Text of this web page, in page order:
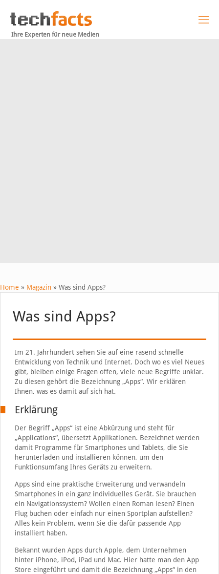
Ihre Experten für neue Medien
Home » Magazin » Was sind Apps?
Was sind Apps?
Im 21. Jahrhundert sehen Sie auf eine rasend schnelle
Entwicklung von Technik und Internet. Doch wo es viel Neues
gibt, bleiben einige Fragen offen, viele neue Begriffe unklar.
Zu diesen gehört die Bezeichnung „Apps“. Wir erklären
Ihnen, was es damit auf sich hat.
Erklärung
Der Begriff „Apps“ ist eine Abkürzung und steht für
„Applications“, übersetzt Applikationen. Bezeichnet werden
damit Programme für Smartphones und Tablets, die Sie
herunterladen und installieren können, um den
Funktionsumfang Ihres Geräts zu erweitern.
Apps sind eine praktische Erweiterung und verwandeln
Smartphones in ein ganz individuelles Gerät. Sie brauchen
ein Navigationssystem? Wollen einen Roman lesen? Einen
Flug buchen oder einfach nur einen Sportplan aufstellen?
Alles kein Problem, wenn Sie die dafür passende App
installiert haben.
Bekannt wurden Apps durch Apple, dem Unternehmen
hinter iPhone, iPod, iPad und Mac. Hier hatte man den App
Store eingeführt und damit die Bezeichnung „Apps“ in den